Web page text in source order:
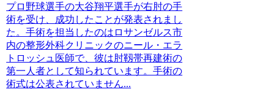
プロ野球選手の大谷翔平選手が右肘の手
術を受け、成功したことが発表されまし
た。手術を担当したのはロサンゼルス市
内の整形外科クリニックのニール・エラ
トロッシュ医師で、彼は肘靱帯再建術の
第一人者として知られています。手術の
術式は公表されていません...